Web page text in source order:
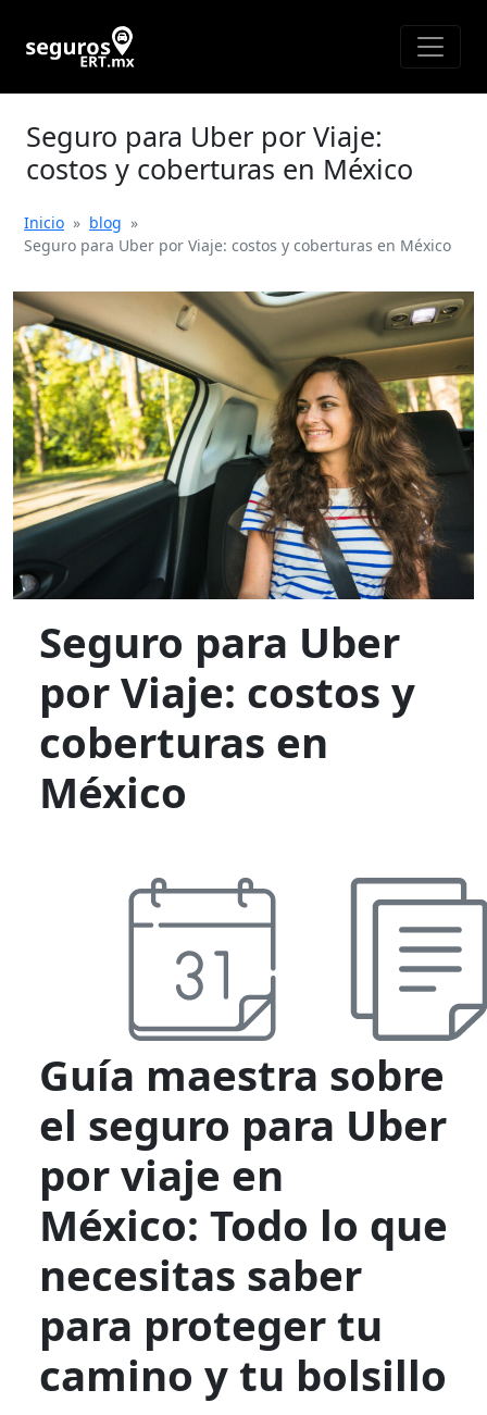
Seguro para Uber por Viaje:
costos y coberturas en México
Inicio » blog »
Seguro para Uber por Viaje: costos y coberturas en México
Seguro para Uber
por Viaje: costos y
coberturas en
México
Guía maestra sobre
el seguro para Uber
por viaje en
México: Todo lo que
necesitas saber
para proteger tu
camino y tu bolsillo